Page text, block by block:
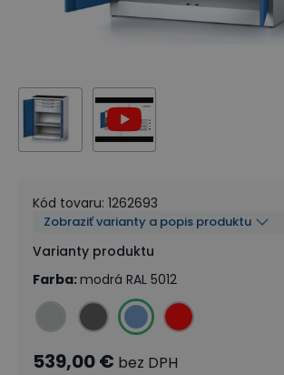
Kód tovaru: 1262693
Zobraziť varianty a popis produktu
Varianty produktu
Farba:modrá RAL 5012
539,00 € bez DPH